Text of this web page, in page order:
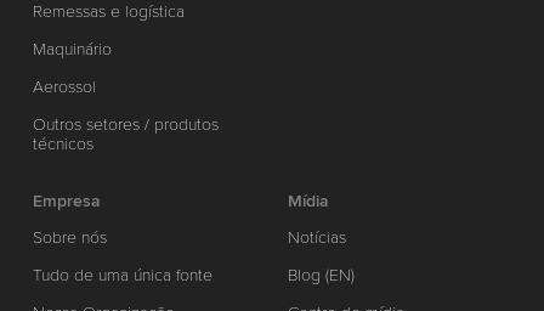
Remessas e logística
Maquinário
Aerossol
Outros setores / produtos
técnicos
Empresa
Sobre nós
Tudo de uma única fonte
Mídia
Notícias
Blog (EN)